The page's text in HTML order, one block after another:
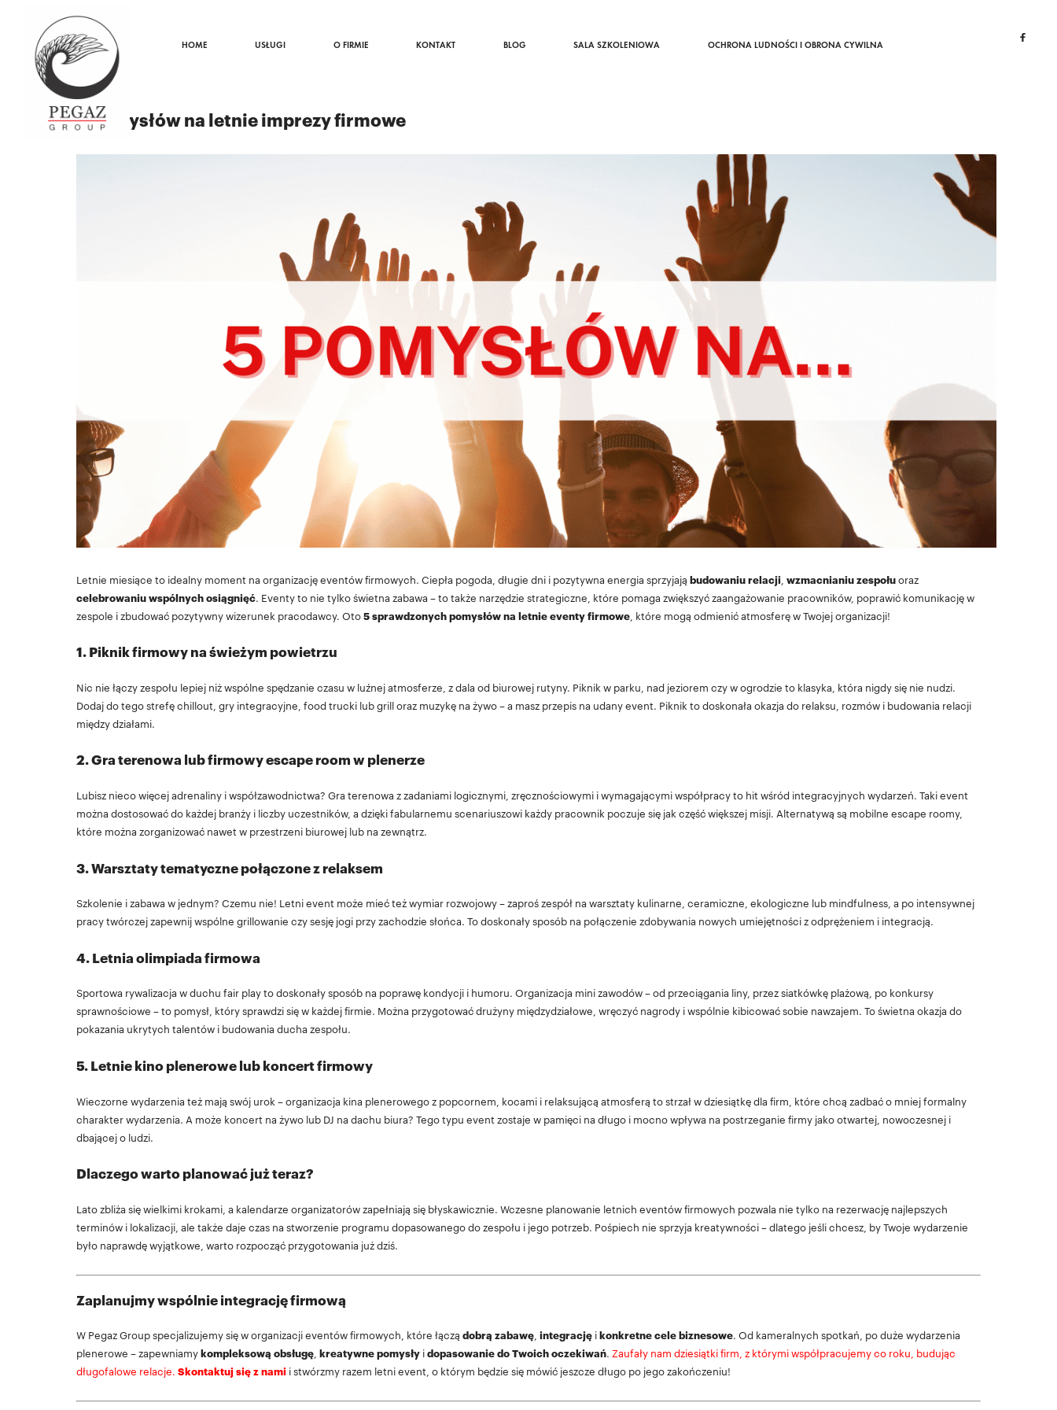
HOME USŁUGI O FIRMIE KONTAKT BLOG SALA SZKOLENIOWA OCHRONA LUDNOŚCI I OBRONA CYWILNA
06.05.2025
5 pomysłów na letnie imprezy firmowe
Letnie miesiące to idealny moment na organizację eventów firmowych. Ciepła pogoda, długie dni i pozytywna energia sprzyjają budowaniu relacji wzmacnianiu zespołu oraz
celebrowaniu wspólnych osiągnięć. Eventy to nie tylko świetna zabawa – to także narzędzie strategiczne, które pomaga zwiększyć zaangażowanie pracowników, poprawić komunikację w
zespole i zbudować pozytywny wizerunek pracodawcy. Oto 5 sprawdzonych pomysłów na letnie eventy firmowe , które mogą odmienić atmosferę w Twojej organizacji!
1. Piknik firmowy na świeżym powietrzu
Nic nie łączy zespołu lepiej niż wspólne spędzanie czasu w luźnej atmosferze, z dala od biurowej rutyny. Piknik w parku, nad jeziorem czy w ogrodzie to klasyka, która nigdy się nie nudzi.
Dodaj do tego strefę chillout, gry integracyjne, food trucki lub grill oraz muzykę na żywo – a masz przepis na udany event. Piknik to doskonała okazja do relaksu, rozmów i budowania relacji
między działami.
2. Gra terenowa lub firmowy escape room w plenerze
Lubisz nieco więcej adrenaliny i współzawodnictwa? Gra terenowa z zadaniami logicznymi, zręcznościowymi i wymagającymi współpracy to hit wśród integracyjnych wydarzeń. Taki event
można dostosować do każdej branży i liczby uczestników, a dzięki fabularnemu scenariuszowi każdy pracownik poczuje się jak część większej misji. Alternatywą są mobilne escape roomy,
które można zorganizować nawet w przestrzeni biurowej lub na zewnątrz.
3. Warsztaty tematyczne połączone z relaksem
Szkolenie i zabawa w jednym? Czemu nie! Letni event może mieć też wymiar rozwojowy – zaproś zespół na warsztaty kulinarne, ceramiczne, ekologiczne lub mindfulness, a po intensywnej
pracy twórczej zapewnij wspólne grillowanie czy sesję jogi przy zachodzie słońca. To doskonały sposób na połączenie zdobywania nowych umiejętności z odprężeniem i integracją.
4. Letnia olimpiada firmowa
Sportowa rywalizacja w duchu fair play to doskonały sposób na poprawę kondycji i humoru. Organizacja mini zawodów – od przeciągania liny, przez siatkówkę plażową, po konkursy
sprawnościowe – to pomysł, który sprawdzi się w każdej firmie. Można przygotować drużyny międzydziałowe, wręczyć nagrody i wspólnie kibicować sobie nawzajem. To świetna okazja do
pokazania ukrytych talentów i budowania ducha zespołu.
5. Letnie kino plenerowe lub koncert firmowy
Wieczorne wydarzenia też mają swój urok – organizacja kina plenerowego z popcornem, kocami i relaksującą atmosferą to strzał w dziesiątkę dla firm, które chcą zadbać o mniej formalny
charakter wydarzenia. A może koncert na żywo lub DJ na dachu biura? Tego typu event zostaje w pamięci na długo i mocno wpływa na postrzeganie firmy jako otwartej, nowoczesnej i
dbającej o ludzi.
Dlaczego warto planować już teraz?
Lato zbliża się wielkimi krokami, a kalendarze organizatorów zapełniają się błyskawicznie. Wczesne planowanie letnich eventów firmowych pozwala nie tylko na rezerwację najlepszych
terminów i lokalizacji, ale także daje czas na stworzenie programu dopasowanego do zespołu i jego potrzeb. Pośpiech nie sprzyja kreatywności – dlatego jeśli chcesz, by Twoje wydarzenie
było naprawdę wyjątkowe, warto rozpocząć przygotowania już dziś.
Zaplanujmy wspólnie integrację firmową
W Pegaz Group specjalizujemy się w organizacji eventów firmowych, które łączą dobrą zabawę integrację i konkretne cele biznesowe. Od kameralnych spotkań, po duże wydarzenia
plenerowe – zapewniamy kompleksową obsługę kreatywne pomysły i dopasowanie do Twoich oczekiwań. Zaufały nam dziesiątki firm, z którymi współpracujemy co roku, budując
długofalowe relacje. Skontaktuj się z nami i stwórzmy razem letni event, o którym będzie się mówić jeszcze długo po jego zakończeniu!